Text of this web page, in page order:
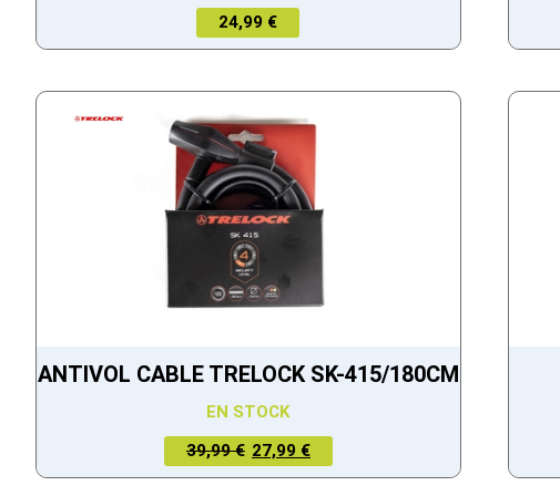
24,99 €
ANTIVOL CABLE TRELOCK SK-415/180CM
EN STOCK
39,99 €
LE PRIX
INITIAL
27,99 €
LE PRIX
ACTUEL